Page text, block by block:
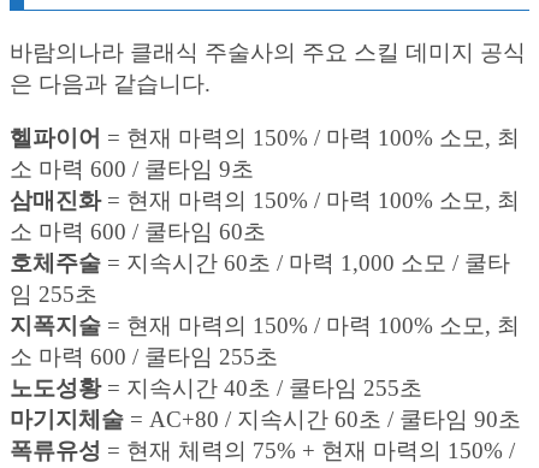
바람의나라 클래식 주술사의 주요 스킬 데미지 공식
은 다음과 같습니다.
헬파이어 = 현재 마력의 150% / 마력 100% 소모, 최
소 마력 600 / 쿨타임 9초
삼매진화= 현재 마력의 150% / 마력 100% 소모, 최
소 마력 600 / 쿨타임 60초
호체주술 = 지속시간 60초 / 마력 1,000 소모 / 쿨타
임 255초
지폭지술 = 현재 마력의 150% / 마력 100% 소모, 최
소 마력 600 / 쿨타임 255초
노도성황= 지속시간 40초 / 쿨타임 255초
마기지체술 = AC+80 / 지속시간 60초 / 쿨타임 90초
폭류유성 = 현재 체력의 75% + 현재 마력의 150% /